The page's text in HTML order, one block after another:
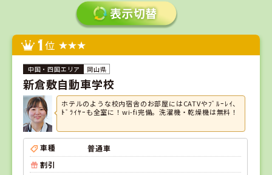
1位
岡山県
新倉敷自動車学校
ホテルのような校内宿舎のお部屋にはCATVやﾌﾞﾙｰﾚｲ、
ﾄﾞﾗｲﾔｰも全室に！wi-fi完備。洗濯機・乾燥機は無料！
車種
普通車
割引